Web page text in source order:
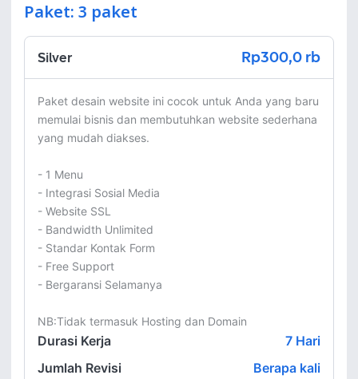
Paket: 3 paket
Silver Rp300,0 rb
Paket desain website ini cocok untuk Anda yang baru
memulai bisnis dan membutuhkan website sederhana
yang mudah diakses.
- 1 Menu
- Integrasi Sosial Media
- Website SSL
- Bandwidth Unlimited
- Standar Kontak Form
- Free Support
- Bergaransi Selamanya
NB:Tidak termasuk Hosting dan Domain
Durasi Kerja 7 Hari
Jumlah Revisi
Berapa kali